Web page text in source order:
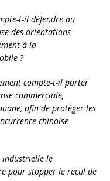
t-il défendre au
des orientations
à la
?
compte-t-il porter
commerciale,
afin de protéger les
chinoise
industrielle le
pour stopper le recul de